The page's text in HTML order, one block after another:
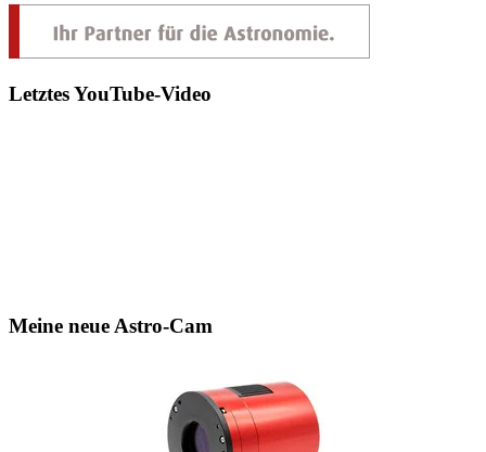
Letztes YouTube-Video
Meine neue Astro-Cam